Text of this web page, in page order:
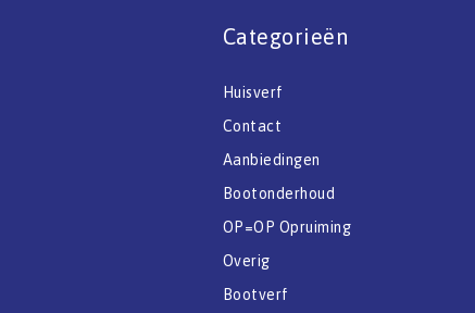
Categorieën
Huisverf
Contact
Aanbiedingen
Bootonderhoud
OP=OP Opruiming
Overig
Bootverf